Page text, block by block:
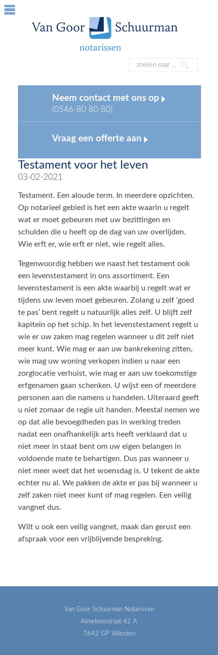
Neem contact met ons op
(0546-80 80 80)
Vraag een offerte aan
Testament voor het leven
03-02-2021
Testament. Een aloude term. In meerdere opzichten.
Op notarieel gebied is het een akte waarin u regelt
wat er moet gebeuren met uw bezittingen en
schulden die u heeft op de dag van uw overlijden.
Wie erft er, wie erft er niet, wie regelt alles.
Tegenwoordig hebben we naast het testament ook
een levenstestament in ons assortiment. Een
levenstestament is een akte waarbij u regelt wat er
tijdens uw leven moet gebeuren. Zolang u zelf ‘goed
te pas’ bent regelt u natuurlijk alles zelf. U blijft zelf
kapitein op het schip. In het levenstestament regelt u
wie er uw zaken mag regelen wanneer u dit zelf niet
meer kunt. Wie mag er aan uw bankrekening zitten,
wie mag uw woning verkopen indien u naar een
zorglocatie verhuist, wie mag er aan uw toekomstige
erfgenamen gaan schenken. U wijst een of meerdere
personen aan die namens u handelen. Uiteraard geeft
u niet zomaar de regie uit handen. Meestal nemen we
op dat alle bevoegdheden pas in werking treden
nadat een onafhankelijk arts heeft verklaard dat u
niet meer in staat bent om uw eigen belangen in
voldoende mate te behartigen. Dus pas wanneer u
niet meer weet dat het woensdag is. U tekent de akte
echter nu al. We pakken de akte er pas bij wanneer u
zelf zaken niet meer kunt of mag regelen. Een veilig
vangnet dus.
Wilt u ook een veilig vangnet, maak dan gerust een
afspraak voor een vrijblijvende bespreking.
Van Goor Schuurman Notarissen
Almelosestraat 42 A
7642 GP Wierden